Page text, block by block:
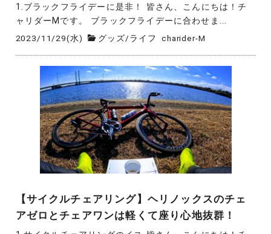
1.ブラックフライデーに是非！ 皆さん、こんにちは！チ
ャリダーMです。 ブラックフライデーに合わせま...
2023/11/29(水) グッズ/ライフ charider-M
【サイクルチェアリング】ヘリノックスのチェ
アゼロとチェアワンは軽くて座り心地抜群！